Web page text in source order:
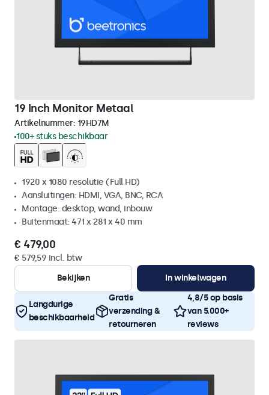
19 Inch Monitor Metaal
Artikelnummer: 19HD7M
100+ stuks beschikbaar
1920 x 1080 resolutie (Full HD)
Aansluitingen: HDMI, VGA, BNC, RCA
Montage: desktop, wand, inbouw
Buitenmaat: 471 x 281 x 40 mm
€ 479,00
€ 579,59 incl. btw
Bekijken
In winkelwagen
Langdurige
beschikbaarheid
Gratis
verzending &
retourneren
4,8/5 op basis
van 5.000+
reviews